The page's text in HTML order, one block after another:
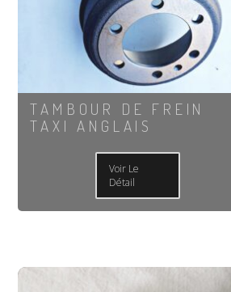
TAMBOUR DE FREIN
TAXI ANGLAIS
Voir Le
Détail